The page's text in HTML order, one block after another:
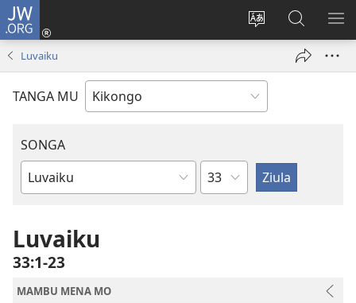
JW.ORG
Soba
nding'a
Kota
(opens
Vavulula
muna
JW.ORG
Luvaiku
TANGA MU
SONGA
Bible
Kapu
Luvaiku
33:1-23
MAMBU MENA MO